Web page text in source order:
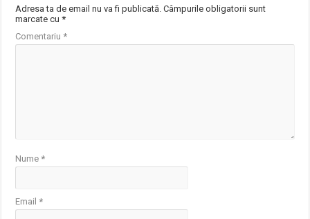
Adresa ta de email nu va fi publicată. Câmpurile obligatorii sunt
marcate cu*
Comentariu*
Nume*
Email*